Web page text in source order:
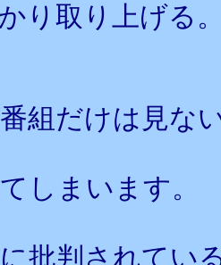
り取り上げる
組だけは見な
しまいます。
批判されてい